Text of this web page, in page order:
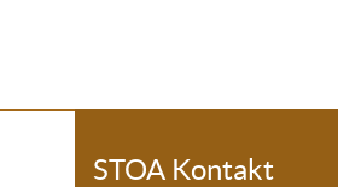
STOA Kontakt